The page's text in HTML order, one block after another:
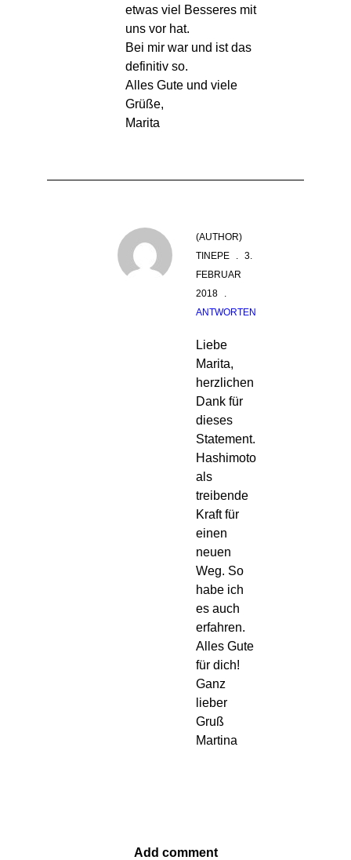
etwas viel Besseres mit
uns vor hat.
Bei mir war und ist das
definitiv so.
Alles Gute und viele
Grüße,
Marita
(AUTHOR)
TINEPE
. 3.
FEBRUAR
2018
.
ANTWORTEN
Liebe
Marita,
herzlichen
Dank für
dieses
Statement.
Hashimoto
als
treibende
Kraft für
einen
neuen
Weg. So
habe ich
es auch
erfahren.
Alles Gute
für dich!
Ganz
lieber
Gruß
Martina
Add comment